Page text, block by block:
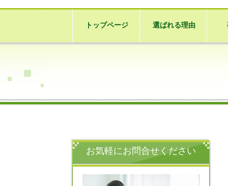
トップページ 選ばれる理由
お気軽にお問合せください